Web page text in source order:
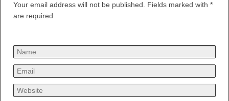
Your email address will not be published. Fields marked with *
are required